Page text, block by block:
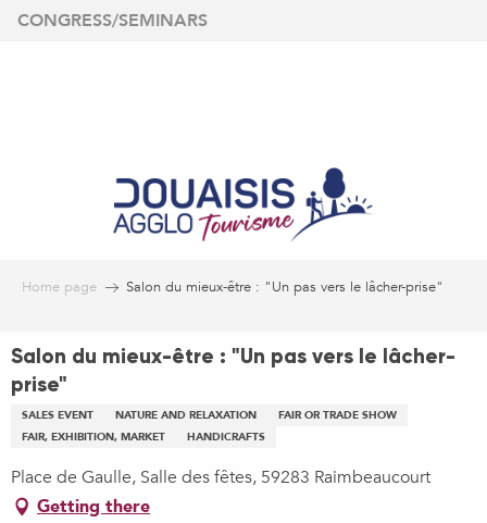
Aller
CONGRESS/SEMINARS
Home page Salon du mieux-être : "Un pas vers le lâcher-prise"
Salon du mieux-être : "Un pas vers le lâcher-
prise"
SALES EVENT NATURE AND RELAXATION
FAIR OR TRADE SHOW
FAIR, EXHIBITION, MARKET
HANDICRAFTS
Place de Gaulle, Salle des fêtes, 59283 Raimbeaucourt
Getting there